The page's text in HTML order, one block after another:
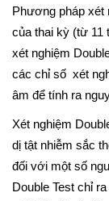
Phương pháp xét
của thai kỳ (từ 11
xét nghiệm
các chỉ số xét
âm để tính ra
Xét nghiệm
dị tật nhiễm sắc
đối với một số
Double Test chỉ